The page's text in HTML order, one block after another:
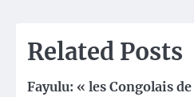
Related Posts
Fayulu: « les Congolais